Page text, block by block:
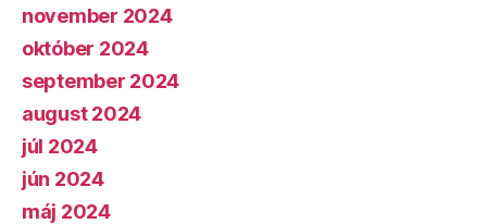
november 2024
október 2024
september 2024
august 2024
júl 2024
jún 2024
máj 2024